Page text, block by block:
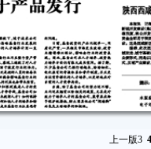
上一版3 4